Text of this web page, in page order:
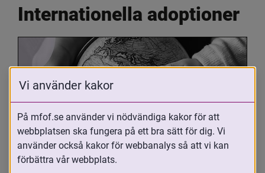
Internationella adoptioner
Oavsett om du är adopterad,
adoptivförälder eller arbetar med
Vi använder kakor
På mfof.se använder vi nödvändiga kakor för att
webbplatsen ska fungera på ett bra sätt för dig. Vi
använder också kakor för webbanalys så att vi kan
förbättra vår webbplats.